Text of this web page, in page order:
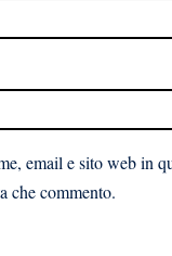
email e sito web in
che commento.